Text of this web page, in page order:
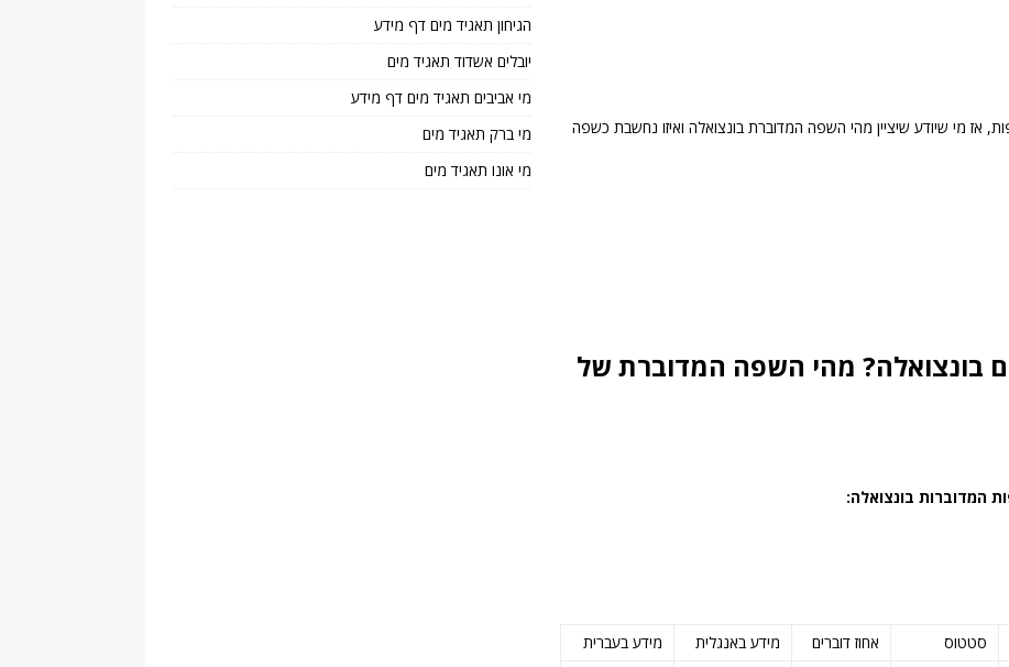
אז מי שיודע שיציין מהי השפה המדוברת בונצואלה ואיזו נחשבת כשפה
בונצואלה? מהי השפה המדוברת של
המדוברות בונצואלה:
סטטוס אחוז דוברים מידע באנגלית
מידע בעברית
הגיחון תאגיד מים דף מידע
יובלים אשדוד תאגיד מים
מי אביבים תאגיד מים דף מידע
מי ברק תאגיד מים
מי אונו תאגיד מים